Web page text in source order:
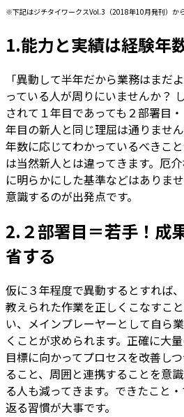
※下記はジチタイワークスVol.3（2018年10月発刊）か
1.能力と実績は経験年
「異動して半年だから業務はまだ
っている人が周りにいませんか？
されて１年目であっても２部署目
年目の新人と同じ理屈は通りませ
年数に応じてわかっているべきこ
は当然新人とは違ってきます。厄
に明らかにした基準などはありま
意識するのが出発点です。
2.２部署目＝若手！成
省する
仮に３年程度で異動するとすれば
教えられた作業を正しくこなすこ
い、メインプレーヤーとして自ら
くことが求められます。正確に大
目標に向かってプロセスを改善し
ること、周囲と連携することを意
る人も減ってきます。できたこと
返る習慣が大事です。